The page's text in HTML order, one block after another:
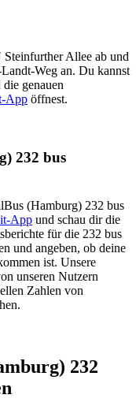
Allee ab und
Weg an. Du kannst
genauen
App öffnest.
232 bus
(Hamburg) 232 bus
App und schau dir die
für die 232 bus
und angeben, ob deine
ist. Unsere
unseren Nutzern
Zahlen von
232